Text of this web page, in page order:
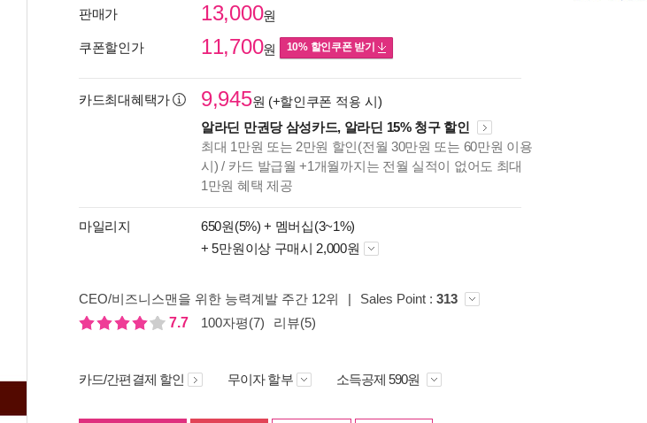
미리보기
입니다.
판매가
13,000원
쿠폰할인가 11,700원 10% 할인쿠폰 받기
카드최대혜택가 9,945원 (+할인쿠폰 적용 시)
알라딘 만권당 삼성카드, 알라딘 15% 청구 할인
최대 1만원 또는 2만원 할인(전월 30만원 또는 60만원 이용
시) / 카드 발급월 +1개월까지는 전월 실적이 없어도 최대
1만원 혜택 제공
마일리지 650원(5%) + 멤버십(3~1%)
+ 5만원이상 구매시 2,000원
CEO/비즈니스맨을 위한 능력계발 주간 12위 | Sales Point : 313
7.7
100자평(7) 리뷰(5)
카드/간편결제 할인 무이자 할부 소득공제 590원